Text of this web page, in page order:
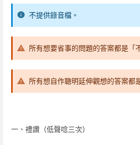
不提供錄音檔。
所有想要省事的問題的答案都是「
所有想自作聰明延伸觀想的答案都
一、禮讚（低聲唸三次）